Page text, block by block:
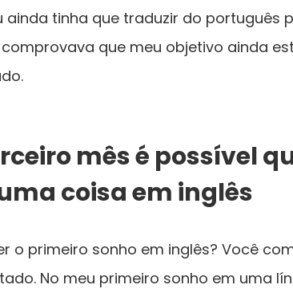
ainda tinha que traduzir do português
que meu objetivo ainda
mês é possível
coisa em inglês
o primeiro sonho em inglês? Você
No meu primeiro sonho em uma